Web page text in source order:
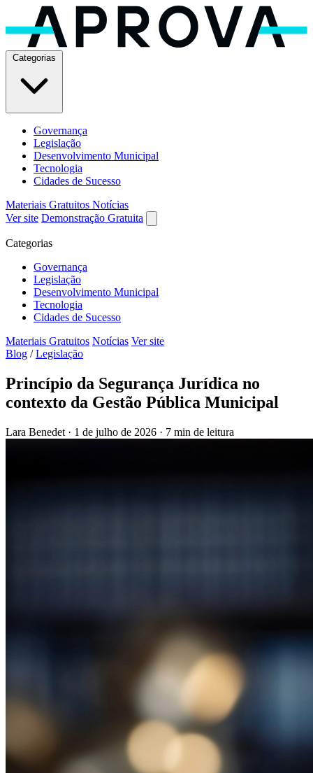
Governança
Legislação
Desenvolvimento Municipal
Tecnologia
Cidades de Sucesso
Materiais Gratuitos Notícias
Ver site Demonstração Gratuita
Categorias
Governança
Legislação
Desenvolvimento Municipal
Tecnologia
Cidades de Sucesso
Materiais Gratuitos Notícias Ver site
Blog / Legislação
Princípio da Segurança Jurídica no
contexto da Gestão Pública Municipal
Lara Benedet · 1 de julho de 2026 · 7 min de leitura